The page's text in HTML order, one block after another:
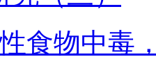
食物中毒